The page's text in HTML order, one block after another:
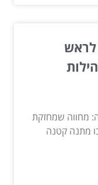
לראש
מחווה שמחזקת
מתנה קטנה